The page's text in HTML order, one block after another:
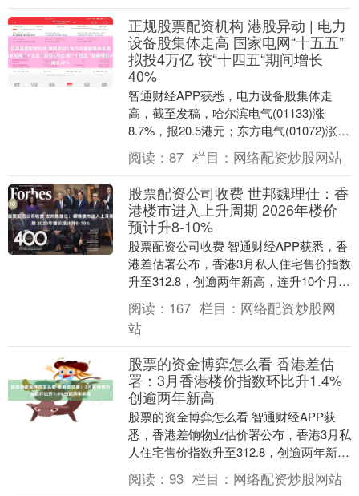
正规股票配资机构 港股异动 | 电力
设备股集体走高 国家电网“十五五”
拟投4万亿 较“十四五“期间增长
40%
智通财经APP获悉，电力设备股集体走
高，截至发稿，哈尔滨电气(01133)涨
8.7%，报20.5港元；东方电气(01072)涨
6.77%，报27.76港元；威胜....
阅读： 87 栏目： 网络配资炒股网站
股票配资公司收费 世邦魏理仕：香
港楼市进入上升周期 2026年楼价
预计升8-10%
股票配资公司收费 智通财经APP获悉，香
港差估署公布，香港3月私人住宅售价指数
升至312.8，创逾两年新高，连升10个月，
按月升幅收窄至约1.4%，按年升幅扩大....
阅读： 167 栏目： 网络配资炒股网
站
股票的资金博弈怎么看 香港差估
署：3月香港楼价指数环比升1.4%
创逾两年新高
股票的资金博弈怎么看 智通财经APP获
悉，香港差饷物业估价署公布，香港3月私
人住宅售价指数升至312.8，创逾两年新
高，连升10个月，环比升幅收窄至约
1.4%，....
阅读： 93 栏目： 网络配资炒股网站